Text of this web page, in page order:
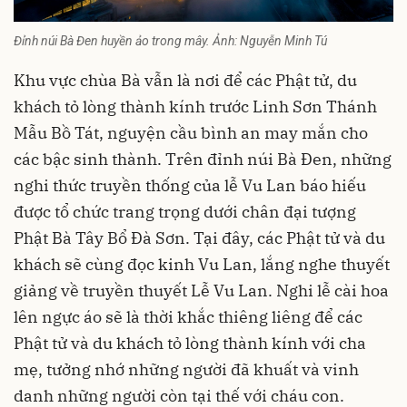
Đỉnh núi Bà Đen huyền ảo trong mây. Ảnh: Nguyễn Minh Tú
Khu vực chùa Bà vẫn là nơi để các Phật tử, du
khách tỏ lòng thành kính trước Linh Sơn Thánh
Mẫu Bồ Tát, nguyện cầu bình an may mắn cho
các bậc sinh thành. Trên đỉnh núi Bà Đen, những
nghi thức truyền thống của lễ Vu Lan báo hiếu
được tổ chức trang trọng dưới chân đại tượng
Phật Bà Tây Bổ Đà Sơn. Tại đây, các Phật tử và du
khách sẽ cùng đọc kinh Vu Lan, lắng nghe thuyết
giảng về truyền thuyết Lễ Vu Lan. Nghi lễ cài hoa
lên ngực áo sẽ là thời khắc thiêng liêng để các
Phật tử và du khách tỏ lòng thành kính với cha
mẹ, tưởng nhớ những người đã khuất và vinh
danh những người còn tại thế với cháu con.